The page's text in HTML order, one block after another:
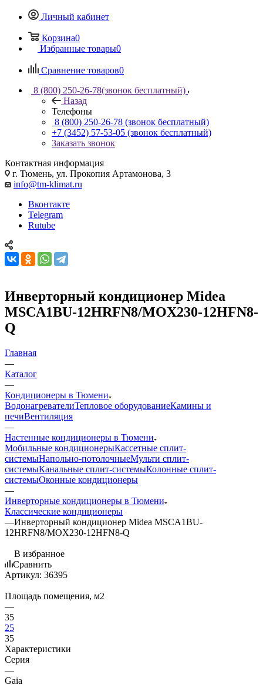
Личный кабинет
Корзина0
Избранные товары0
Сравнение товаров0
8 (800) 250-26-78(звонок бесплатный)
Назад
Телефоны
8 (800) 250-26-78 (звонок бесплатный)
+7 (3452) 57-53-05 (звонок бесплатный)
Заказать звонок
Контактная информация
г. Тюмень, ул. Прокопия Артамонова, 3
info@tm-klimat.ru
Вконтакте
Telegram
Rutube
Инверторный кондиционер Midea
MSCA1BU-12HRFN8/MOX230-12HFN8-
Q
Главная
—
Каталог
—
Кондиционеры в Тюмени
ВодонагревателиТепловое оборудованиеКамины и
печиВентиляция
—
Настенные кондиционеры в Тюмени
Мобильные кондиционерыКассетные сплит-
системыНапольно-потолочныеМульти сплит-
системыКанальные сплит-системыКолонные сплит-
системыОконные кондиционеры
—
Инверторные кондиционеры в Тюмени
Классические кондиционеры
—Инверторный кондиционер Midea MSCA1BU-
12HRFN8/MOX230-12HFN8-Q
В избранное
Сравнить
Артикул: 36395
Площадь помещения, м2
—
35
25
35
Характеристики
Серия
—
Gaia